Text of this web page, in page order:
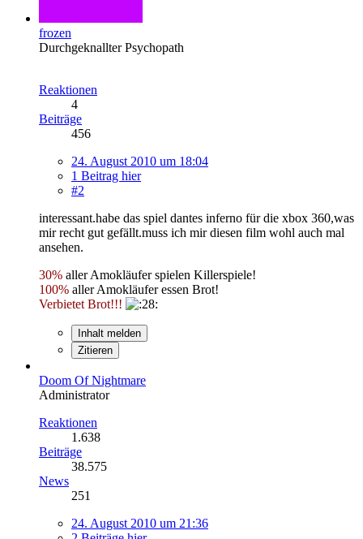
frozen
Durchgeknallter Psychopath
Reaktionen
4
Beiträge
456
24. August 2010 um 18:04
1 Beitrag hier
#2
interessant.habe das spiel dantes inferno für die xbox 360,was
mir recht gut gefällt.muss ich mir diesen film wohl auch mal
ansehen.
30% aller Amokläufer spielen Killerspiele!
100% aller Amokläufer essen Brot!
Verbietet Brot!!!
Inhalt melden
Zitieren
Doom Of Nightmare
Administrator
Reaktionen
1.638
Beiträge
38.575
News
251
24. August 2010 um 21:36